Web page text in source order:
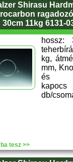
Shirasu
30cm 11kg 6131-
hossz:
kg,
mm,
és
db/
tesz >>